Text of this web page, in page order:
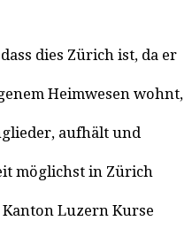
dies Zürich ist, da er
Heimwesen wohnt,
aufhält und
möglichst in Zürich
Luzern Kurse